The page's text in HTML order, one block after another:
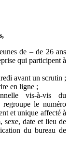
de – de 26 ans
qui participent à
avant un scrutin ;
en ligne ;
vis-à-vis du
le numéro
et unique affecté à
sexe, date et lieu de
du bureau de